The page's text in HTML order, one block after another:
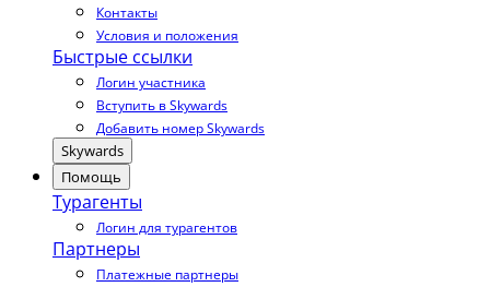
Контакты
Условия и положения
Быстрые ссылки
Логин участника
Вступить в Skywards
Добавить номер Skywards
Skywards
Помощь
Турагенты
Логин для турагентов
Партнеры
Платежные партнеры